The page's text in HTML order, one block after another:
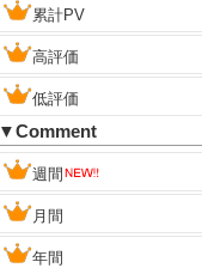
累計PV
高評価
低評価
▼Comment
週間
月間
年間